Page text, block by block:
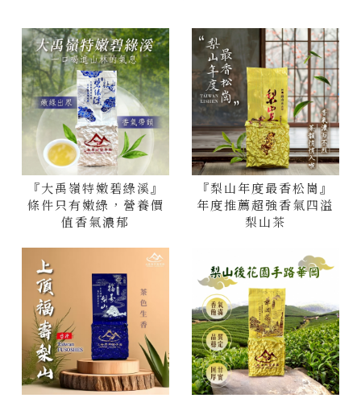
『大禹嶺特嫩碧綠溪』
條件只有嫩綠，營養價
值香氣濃郁
『梨山年度最香松崗』
年度推薦超強香氣四溢
梨山茶